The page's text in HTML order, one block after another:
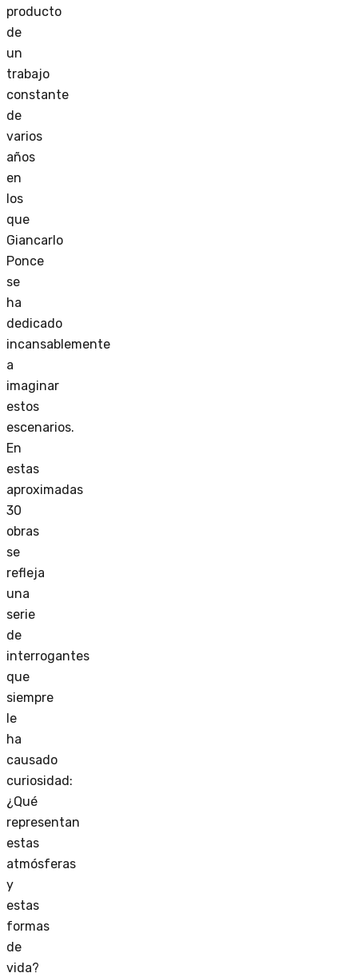
producto
de
un
trabajo
constante
de
varios
años
en
los
que
Giancarlo
Ponce
se
ha
dedicado
incansablemente
a
imaginar
estos
escenarios.
En
estas
aproximadas
30
obras
se
refleja
una
serie
de
interrogantes
que
siempre
le
ha
causado
curiosidad:
¿Qué
representan
estas
atmósferas
y
estas
formas
de
vida?